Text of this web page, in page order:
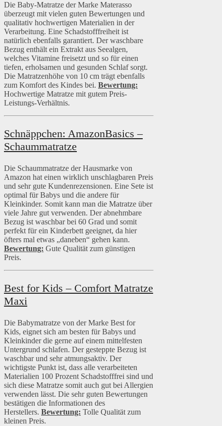
Die Baby-Matratze der Marke Materasso
überzeugt mit vielen guten Bewertungen und
qualitativ hochwertigen Materialien in der
Verarbeitung. Eine Schadstofffreiheit ist
natürlich ebenfalls garantiert. Der waschbare
Bezug enthält ein Extrakt aus Seealgen,
welches Vitamine freisetzt und so für einen
tiefen, erholsamen und gesunden Schlaf sorgt.
Die Matratzenhöhe von 10 cm trägt ebenfalls
zum Komfort des Kindes bei. Bewertung:
Hochwertige Matratze mit gutem Preis-
Leistungs-Verhältnis.
Schnäppchen: AmazonBasics –
Schaummatratze
Die Schaummatratze der Hausmarke von
Amazon hat einen wirklich unschlagbaren Preis
und sehr gute Kundenrezensionen. Eine Sete ist
optimal für Babys und die andere für
Kleinkinder. Somit kann man die Matratze über
viele Jahre gut verwenden. Der abnehmbare
Bezug ist waschbar bei 60 Grad und somit
perfekt für ein Kinderbett geeignet, da hier
öfters mal etwas „daneben“ gehen kann.
Bewertung: Gute Qualität zum günstigen
Preis.
Best for Kids – Comfort Matratze
Maxi
Die Babymatratze von der Marke Best for
Kids, eignet sich am besten für Babys und
Kleinkinder die gerne auf einem mittelfesten
Untergrund schlafen. Der gesteppte Bezug ist
waschbar und sehr atmungsaktiv. Der
wichtigste Punkt ist, dass alle verarbeiteten
Materialien 100 Prozent Schadstofffrei sind und
sich diese Matratze somit auch gut bei Allergien
verwenden lässt. Die sehr guten Bewertungen
bestätigen die Informationen des
Herstellers. Bewertung: Tolle Qualität zum
kleinen Preis.